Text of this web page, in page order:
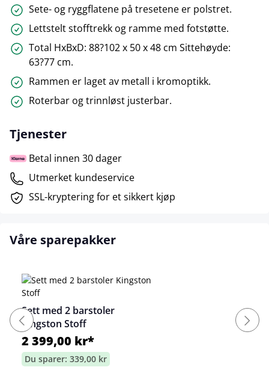
Sete- og ryggflatene på tresetene er polstret.
Lettstelt stofftrekk og ramme med fotstøtte.
Total HxBxD: 88?102 x 50 x 48 cm Sittehøyde:
63?77 cm.
Rammen er laget av metall i kromoptikk.
Roterbar og trinnløst justerbar.
Tjenester
Betal innen 30 dager
Utmerket kundeservice
SSL-kryptering for et sikkert kjøp
Våre sparepakker
Sett med 2 barstoler
Kingston Stoff
2 399,00 kr*
Du sparer: 339,00 kr